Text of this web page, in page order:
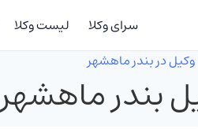
سرای وکلا لیست وکلا
وکیل در بندر ماهشهر
بندر ماهشهر